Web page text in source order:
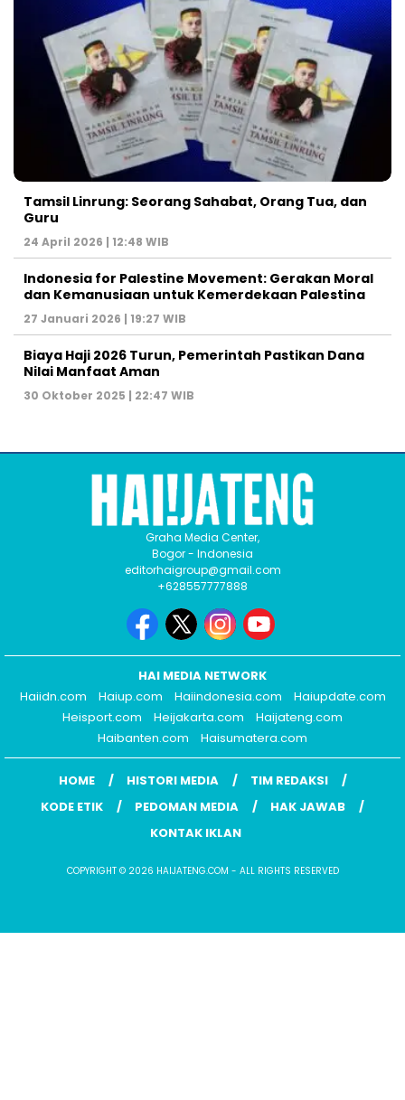
Tamsil Linrung: Seorang Sahabat, Orang Tua, dan
Guru
24 April 2026 | 12:48 WIB
Indonesia for Palestine Movement: Gerakan Moral
dan Kemanusiaan untuk Kemerdekaan Palestina
27 Januari 2026 | 19:27 WIB
Biaya Haji 2026 Turun, Pemerintah Pastikan Dana
Nilai Manfaat Aman
30 Oktober 2025 | 22:47 WIB
Graha Media Center,
Bogor - Indonesia
editorhaigroup@gmail.com
+628557777888
HAI MEDIA NETWORK
Haiidn.com
Haiup.com Haiindonesia.com
Haiupdate.com
Heisport.com
Heijakarta.com
Haijateng.com
Haibanten.com
Haisumatera.com
HOME HISTORI MEDIA
TIM REDAKSI
KODE ETIK
PEDOMAN MEDIA
HAK JAWAB
KONTAK IKLAN
COPYRIGHT © 2026 HAIJATENG.COM - ALL RIGHTS RESERVED